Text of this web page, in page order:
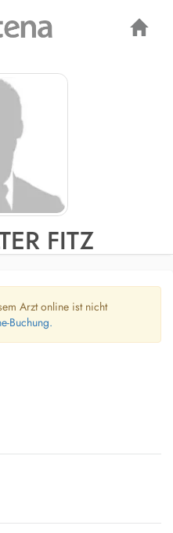
FITZ
Arzt online ist nicht
Buchung.